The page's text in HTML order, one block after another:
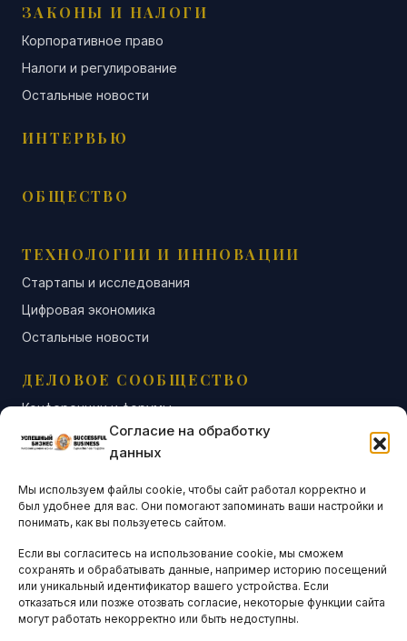
Согласие на обработку
данных
Мы используем файлы cookie, чтобы сайт работал корректно и
был удобнее для вас. Они помогают запоминать ваши настройки и
понимать, как вы пользуетесь сайтом.
Если вы согласитесь на использование cookie, мы сможем
сохранять и обрабатывать данные, например историю посещений
или уникальный идентификатор вашего устройства. Если
отказаться или позже отозвать согласие, некоторые функции сайта
могут работать некорректно или быть недоступны.
ЗАКОНЫ И НАЛОГИ
Корпоративное право
Налоги и регулирование
Остальные новости
ИНТЕРВЬЮ
ОБЩЕСТВО
ТЕХНОЛОГИИ И ИННОВАЦИИ
Стартапы и исследования
Цифровая экономика
Остальные новости
ДЕЛОВОЕ СООБЩЕСТВО
Конференции и форумы
Бизнес-клубы и ассоциации
Остальные новости
АНАЛИТИКА И СТАТИСТИКА
ARTICLES IN ENGLISH
НАВИГАЦИЯ